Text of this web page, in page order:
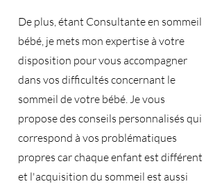
De plus, étant Consultante en sommeil
bébé, je mets mon expertise à votre
disposition pour vous accompagner
dans vos difficultés concernant le
sommeil de votre bébé. Je vous
propose des conseils personnalisés qui
correspond à vos problématiques
propres car chaque enfant est différent
et l'acquisition du sommeil est aussi